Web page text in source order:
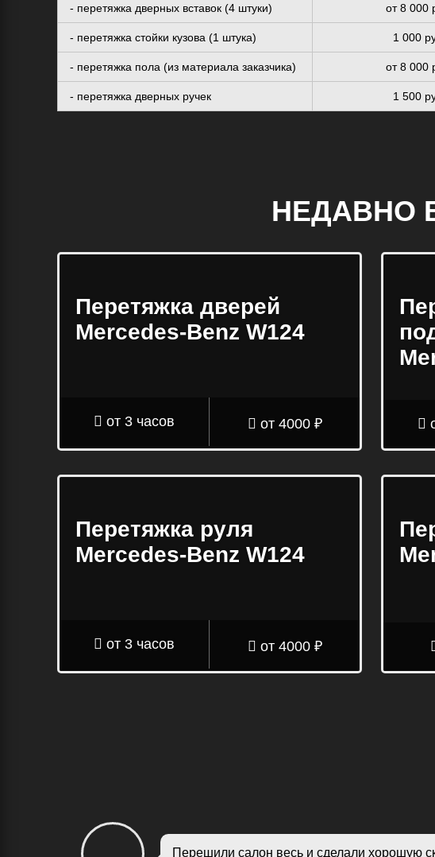
- перетяжка дверных вставок (4 штуки) от 8 000
- перетяжка стойки кузова (1 штука) 1 000
- перетяжка пола (из материала заказчика) от 8 000
- перетяжка дверных ручек 1 500
НЕДАВНО
Перетяжка дверей
Mercedes-Benz W124
от 3 часов от 4000 ₽
Перетяжка руля
Mercedes-Benz W124
от 3 часов от 4000 ₽
Перешили салон весь и сделали хорошую